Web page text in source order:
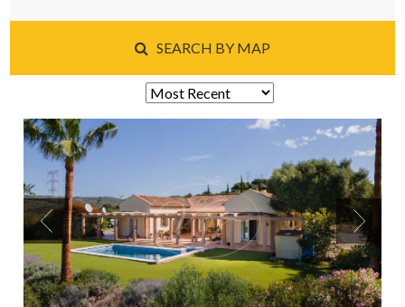
SEARCH BY MAP
Previous Next